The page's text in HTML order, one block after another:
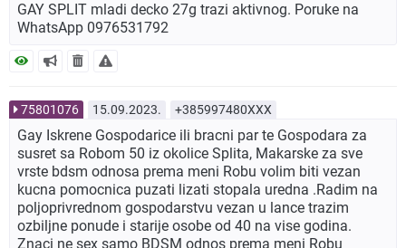
GAY SPLIT mladi decko 27g trazi aktivnog. Poruke na
WhatsApp 0976531792
75801076 15.09.2023. +385997480XXX
Gay Iskrene Gospodarice ili bracni par te Gospodara za
susret sa Robom 50 iz okolice Splita, Makarske za sve
vrste bdsm odnosa prema meni Robu volim biti vezan
kucna pomocnica puzati lizati stopala uredna .Radim na
poljoprivrednom gospodarstvu vezan u lance trazim
ozbiljne ponude i starije osobe od 40 na vise godina.
Znaci ne sex samo BDSM odnos prema meni Robu